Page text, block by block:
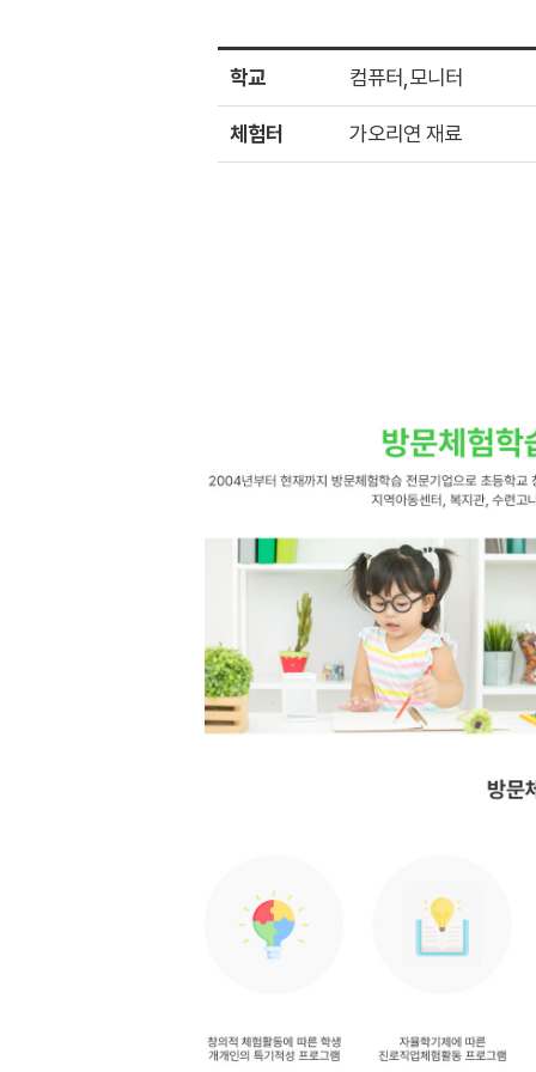
학교 컴퓨터,모니터
체험터 가오리연 재료